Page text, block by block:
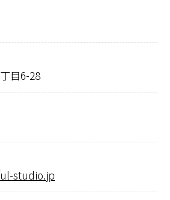
目6-28
studio.jp